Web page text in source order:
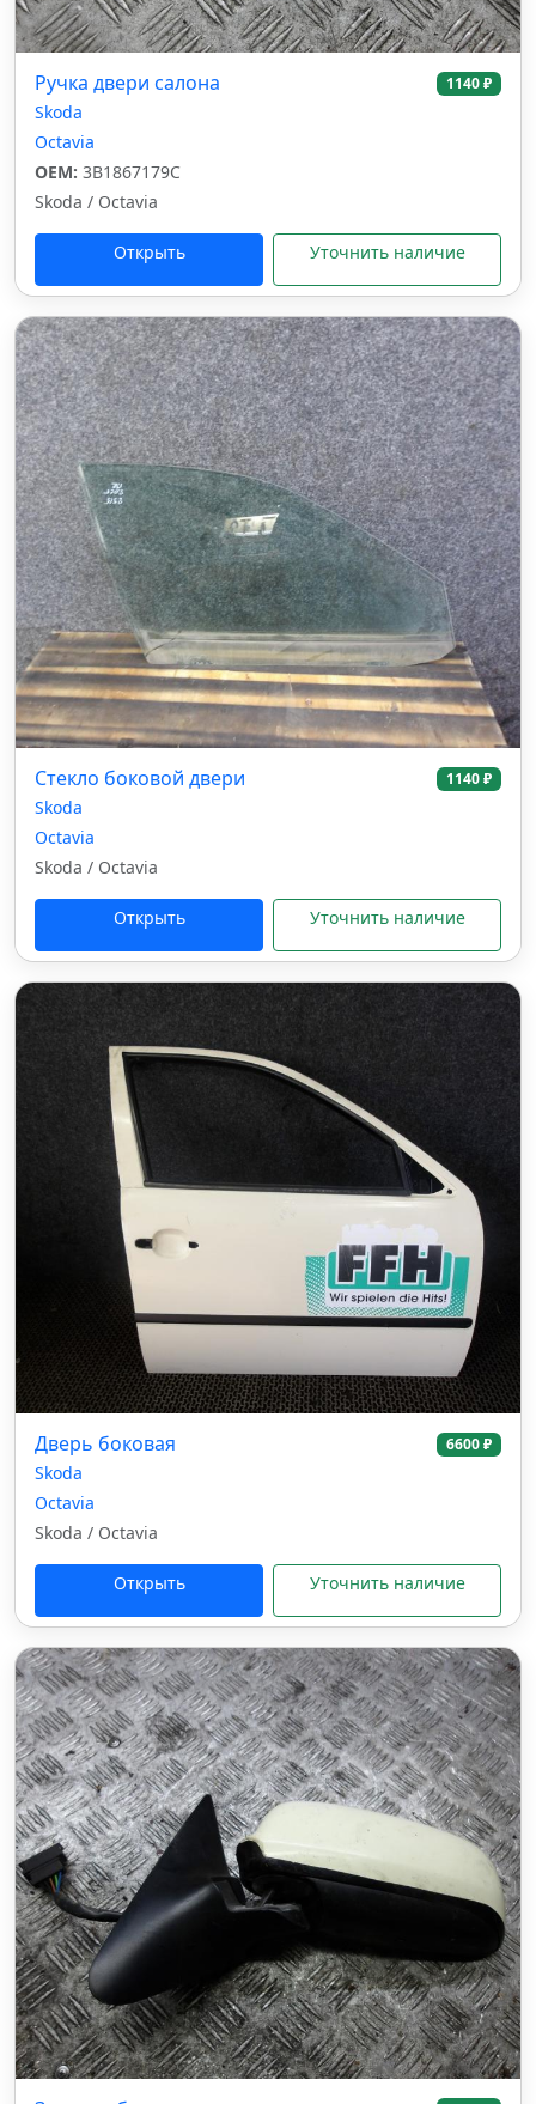
Ручка двери салона 1140 ₽
Skoda
Octavia
OEM: 3B1867179C
Skoda / Octavia
Открыть Уточнить наличие
Стекло боковой двери 1140 ₽
Skoda
Octavia
Skoda / Octavia
Открыть Уточнить наличие
Дверь боковая 6600 ₽
Skoda
Octavia
Skoda / Octavia
Открыть Уточнить наличие